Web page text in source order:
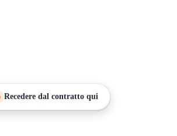
Recedere dal contratto qui